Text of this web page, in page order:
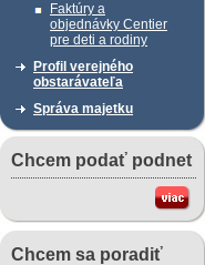
Faktúry a
objednávky Centier
pre deti a rodiny
Profil verejného
obstarávateľa
Správa majetku
Chcem podať podnet
Chcem sa poradiť